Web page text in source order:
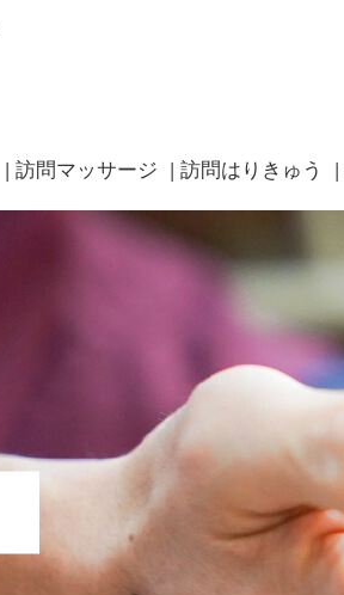
訪問マッサージ 訪問はりきゅう